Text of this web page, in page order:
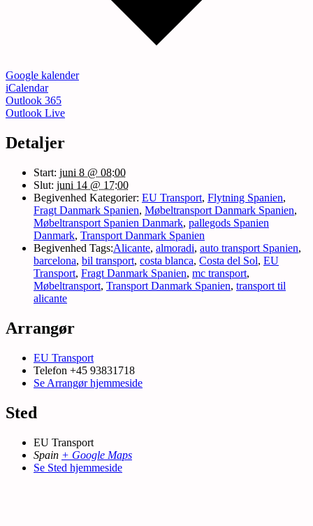
Google kalender
iCalendar
Outlook 365
Outlook Live
Detaljer
Start: juni 8 @ 08:00
Slut: juni 14 @ 17:00
Begivenhed Kategorier: EU Transport, Flytning Spanien,
Fragt Danmark Spanien, Møbeltransport Danmark Spanien,
Møbeltransport Spanien Danmark, pallegods Spanien
Danmark, Transport Danmark Spanien
Begivenhed Tags:Alicante, almoradi, auto transport Spanien,
barcelona, bil transport, costa blanca, Costa del Sol, EU
Transport, Fragt Danmark Spanien, mc transport,
Møbeltransport, Transport Danmark Spanien, transport til
alicante
Arrangør
EU Transport
Telefon +45 93831718
Se Arrangør hjemmeside
Sted
EU Transport
Spain + Google Maps
Se Sted hjemmeside